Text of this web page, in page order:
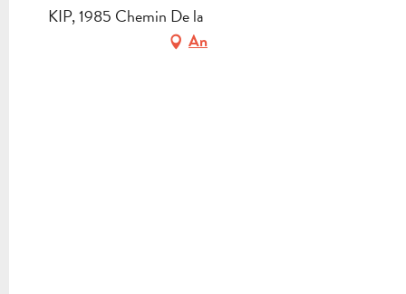
KIP, 1985 Chemin De la Vallée, 13400 Aubagne
Anfahrt